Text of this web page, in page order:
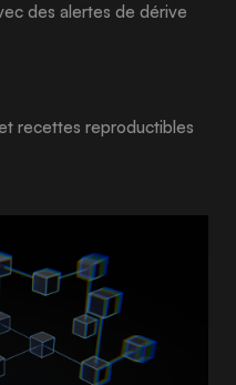
des alertes de dérive
recettes reproductibles